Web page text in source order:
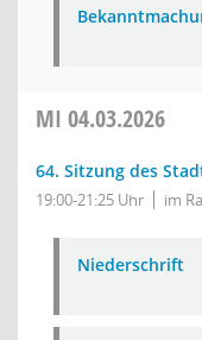
MI 04.03.2026
64. Sitzung des
19:00-21:25 Uhr im
Niederschrift